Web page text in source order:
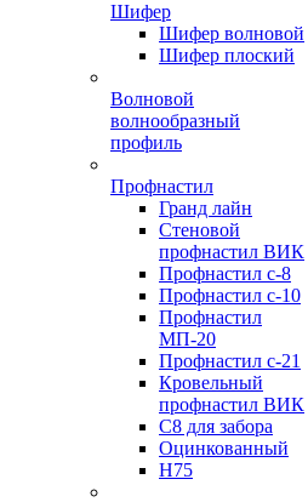
Шифер
Шифер волновой
Шифер плоский
Волновой
волнообразный
профиль
Профнастил
Гранд лайн
Стеновой
профнастил ВИК
Профнастил с-8
Профнастил с-10
Профнастил
МП-20
Профнастил с-21
Кровельный
профнастил ВИК
С8 для забора
Оцинкованный
Н75